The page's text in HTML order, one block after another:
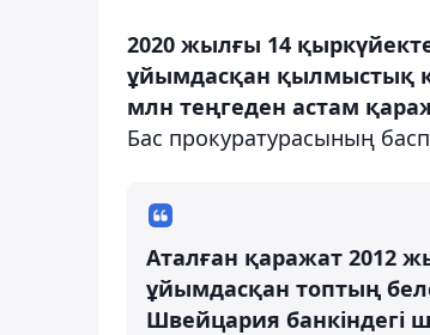
2020 жылғы 14
ұйымдасқан қылмыстық
млн теңгеден астам
Бас прокуратурасының
Аталған қаражат 2012
ұйымдасқан топтың
Швейцария банкіндегі